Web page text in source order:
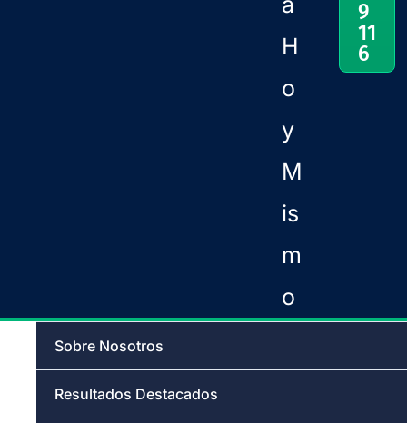
H
o
y
M
is
m
o
9
11
6
Sobre Nosotros
Resultados Destacados